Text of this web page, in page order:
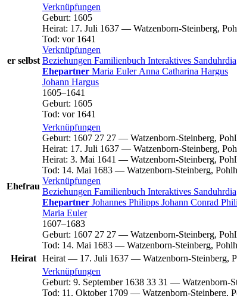
er selbst
Verknüpfungen
Geburt: 1605
Heirat: 17. Juli 1637 — Watzenborn-Steinberg,
Tod: vor 1641
Verknüpfungen
Beziehungen Familienbuch Interaktives
Ehepartner Maria Euler Anna Catharina Hargus
Johann Hargus
1605–1641
Geburt: 1605
Tod: vor 1641
Ehefrau
Verknüpfungen
Geburt: 1607 27 27 — Watzenborn-Steinberg,
Heirat: 17. Juli 1637 — Watzenborn-Steinberg,
Heirat: 3. Mai 1641 — Watzenborn-Steinberg,
Tod: 14. Mai 1683 — Watzenborn-Steinberg,
Verknüpfungen
Beziehungen Familienbuch Interaktives
Ehepartner Johannes Philipps Johann Conrad
Maria Euler
1607–1683
Geburt: 1607 27 27 — Watzenborn-Steinberg,
Tod: 14. Mai 1683 — Watzenborn-Steinberg,
Heirat
Heirat — 17. Juli 1637 — Watzenborn-Steinberg,
Verknüpfungen
Geburt: 9. September 1638 33 31 — Watzenborn-
Tod: 11. Oktober 1709 — Watzenborn-Steinberg,